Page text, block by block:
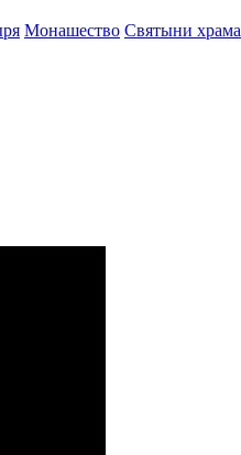
Монашество Cвятыни храма